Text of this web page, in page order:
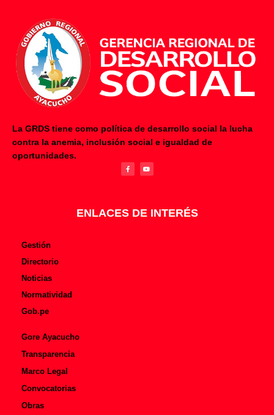
La GRDS tiene como política de desarrollo social la lucha
contra la anemia, inclusión social e igualdad de
oportunidades.
c
e
b
t
u
ENLACES DE INTERÉS
Gestión
Directorio
Noticias
Normatividad
Gob.pe
Gore Ayacucho
Transparencia
Marco Legal
Convocatorias
Obras